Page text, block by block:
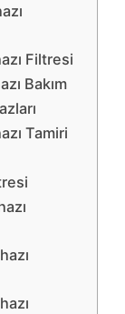
Filtresi
Bakım
Tamiri